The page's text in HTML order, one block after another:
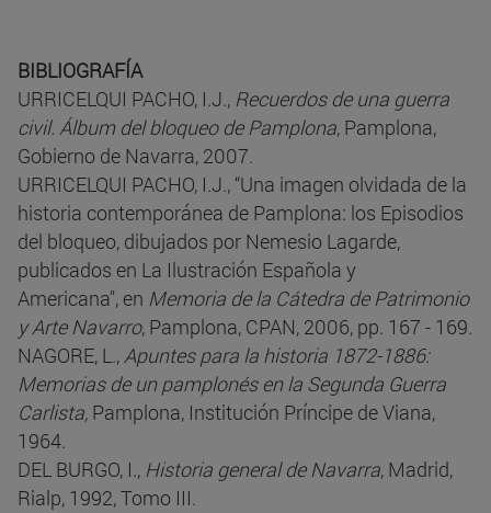
BIBLIOGRAFÍA
URRICELQUI PACHO, I.J., Recuerdos de una guerra
civil. Álbum del bloqueo de Pamplona, Pamplona,
Gobierno de Navarra, 2007.
URRICELQUI PACHO, I.J., “Una imagen olvidada de la
historia contemporánea de Pamplona: los Episodios
del bloqueo, dibujados por Nemesio Lagarde,
publicados en La Ilustración Española y
Americana", en Memoria de la Cátedra de Patrimonio
y Arte Navarro, Pamplona, CPAN, 2006, pp. 167 - 169.
NAGORE, L.,Apuntes para la historia 1872-1886:
Memorias de un pamplonés en la Segunda Guerra
Carlista, Pamplona, Institución Príncipe de Viana,
1964.
DEL BURGO, I., Historia general de Navarra, Madrid,
Rialp, 1992, Tomo III.